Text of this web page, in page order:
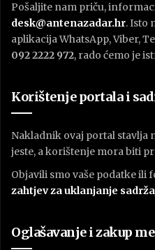
Pošaljite nam priču,
desk@antenazadar.hr. Isto
aplikacija WhatsApp, Viber,
092 2222 972, rado ćemo je
Korištenje portala i
Nakladnik ovaj portal stavlja
jeste, a korištenje mora biti
Objavili smo vaše podatke
zahtjev za uklanjanje
Oglašavanje i zakup